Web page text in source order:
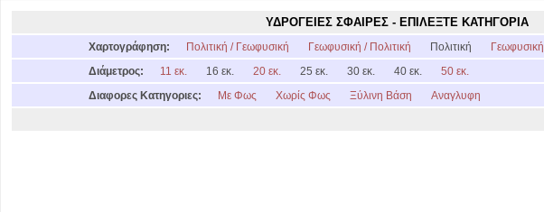
ΥΔΡΟΓΕΙΕΣ ΣΦΑΙΡΕΣ - ΕΠΙΛΕΞΤΕ ΚΑΤΗΓΟΡΙΑ
Χαρτογράφηση: Πολιτική / Γεωφυσική Γεωφυσική / Πολιτική Πολιτική Γεωφυσική
Διάμετρος:
11 εκ. 16 εκ. 20 εκ. 25 εκ. 30 εκ. 40 εκ.
50 εκ.
Διαφορες Κατηγοριες:
Με Φως Χωρίς Φως Ξύλινη Βάση Αναγλυφη